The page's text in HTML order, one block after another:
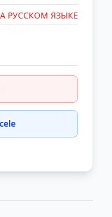
РУССКОМ ЯЗЫКЕ